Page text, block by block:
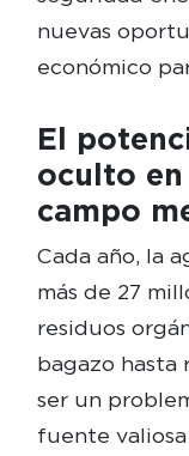
nuevas
económico
El
oculto
campo
Cada año, la
más de 27
residuos
bagazo hasta
ser un
fuente